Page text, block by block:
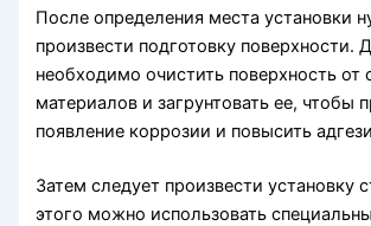
После определения места установки
произвести подготовку поверхности.
необходимо очистить поверхность от
материалов и загрунтовать ее, чтобы
появление коррозии и повысить
Затем следует произвести установку
этого можно использовать